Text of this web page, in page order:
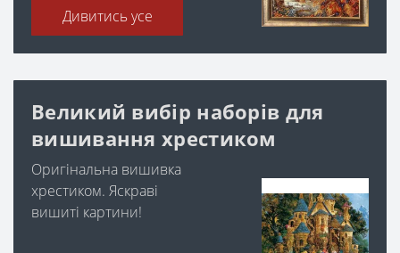
Дивитись усе
Великий вибір наборів для
вишивання хрестиком
Оригінальна вишивка
хрестиком. Яскраві
вишиті картини!